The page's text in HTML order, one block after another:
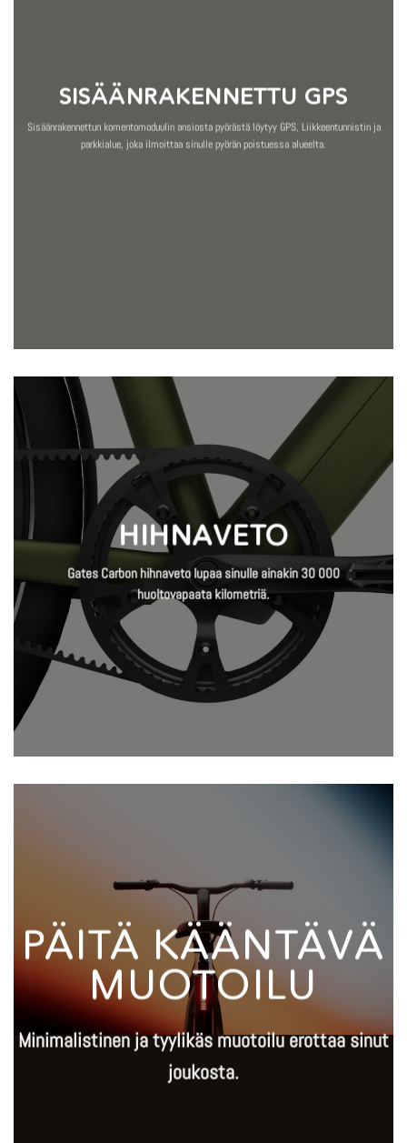
SISÄÄNRAKENNETTU GPS
Sisäänrakennettun komentomoduulin ansiosta pyörästä löytyy GPS, Liikkeentunnistin ja
parkkialue, joka ilmoittaa sinulle pyörän poistuessa alueelta.
HIHNAVETO
Gates Carbon hihnaveto lupaa sinulle ainakin 30 000
huoltovapaata kilometriä.
PÄITÄ KÄÄNTÄVÄ
MUOTOILU
Minimalistinen ja tyylikäs muotoilu erottaa sinut
joukosta.